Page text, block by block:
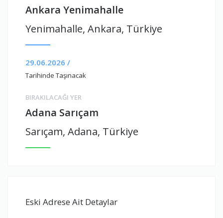
Ankara Yenimahalle
Yenimahalle, Ankara, Türkiye
29.06.2026 /
Tarihinde Taşınacak
BIRAKILACAĞI YER
Adana Sarıçam
Sarıçam, Adana, Türkiye
Eski Adrese Ait Detaylar